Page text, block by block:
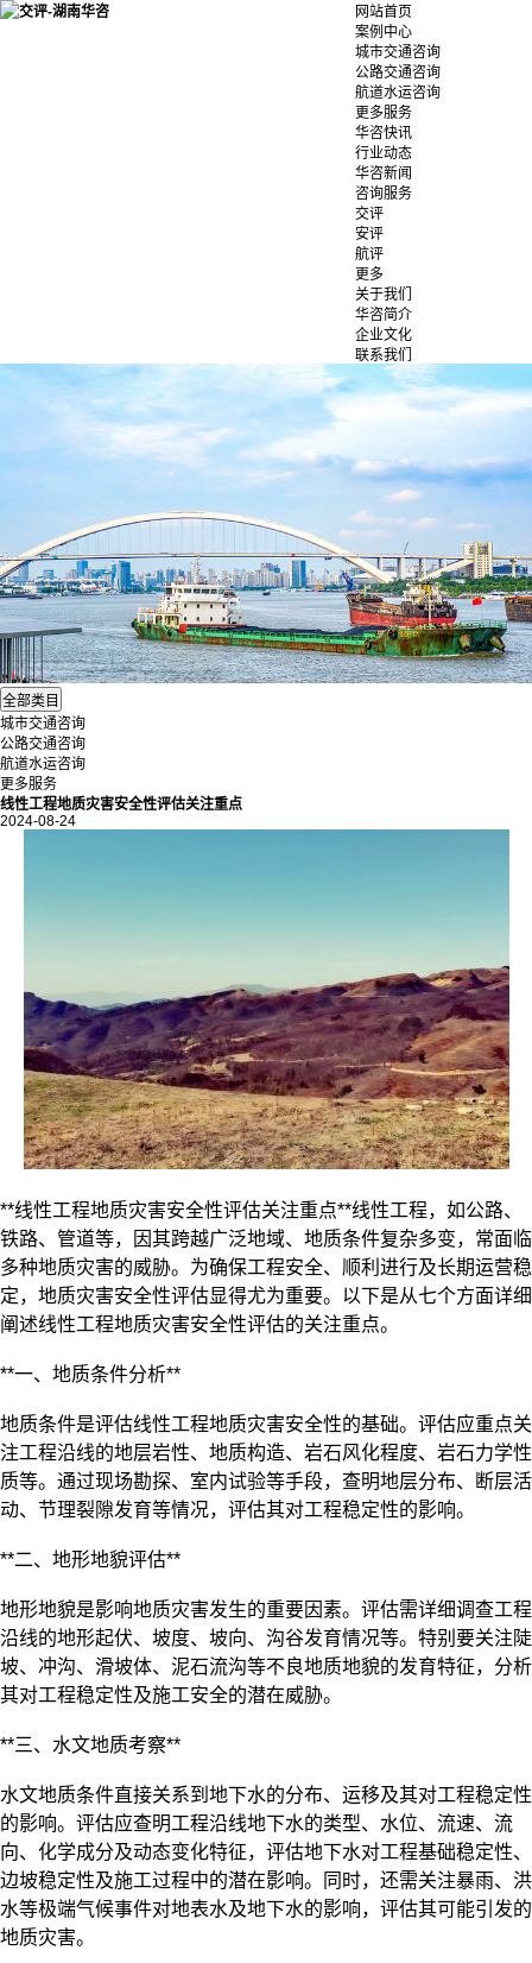
网站首页
案例中心
城市交通咨询
公路交通咨询
航道水运咨询
更多服务
华咨快讯
行业动态
华咨新闻
咨询服务
交评
安评
航评
更多
关于我们
华咨简介
企业文化
联系我们
城市交通咨询
公路交通咨询
航道水运咨询
更多服务
线性工程地质灾害安全性评估关注重点
2024-08-24
**线性工程地质灾害安全性评估关注重点**线性工程，如公路、
铁路、管道等，因其跨越广泛地域、地质条件复杂多变，常面临
多种地质灾害的威胁。为确保工程安全、顺利进行及长期运营稳
定，地质灾害安全性评估显得尤为重要。以下是从七个方面详细
阐述线性工程地质灾害安全性评估的关注重点。
**一、地质条件分析**
地质条件是评估线性工程地质灾害安全性的基础。评估应重点关
注工程沿线的地层岩性、地质构造、岩石风化程度、岩石力学性
质等。通过现场勘探、室内试验等手段，查明地层分布、断层活
动、节理裂隙发育等情况，评估其对工程稳定性的影响。
**二、地形地貌评估**
地形地貌是影响地质灾害发生的重要因素。评估需详细调查工程
沿线的地形起伏、坡度、坡向、沟谷发育情况等。特别要关注陡
坡、冲沟、滑坡体、泥石流沟等不良地质地貌的发育特征，分析
其对工程稳定性及施工安全的潜在威胁。
**三、水文地质考察**
水文地质条件直接关系到地下水的分布、运移及其对工程稳定性
的影响。评估应查明工程沿线地下水的类型、水位、流速、流
向、化学成分及动态变化特征，评估地下水对工程基础稳定性、
边坡稳定性及施工过程中的潜在影响。同时，还需关注暴雨、洪
水等极端气候事件对地表水及地下水的影响，评估其可能引发的
地质灾害。